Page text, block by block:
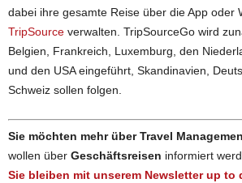
dabei ihre gesamte Reise über die App oder
TripSource verwalten. TripSourceGo wird
Belgien, Frankreich, Luxemburg, den
und den USA eingeführt, Skandinavien,
Schweiz sollen folgen.
Sie möchten mehr über Travel
wollen über Geschäftsreisen informiert
Sie bleiben mit unserem Newsletter up to